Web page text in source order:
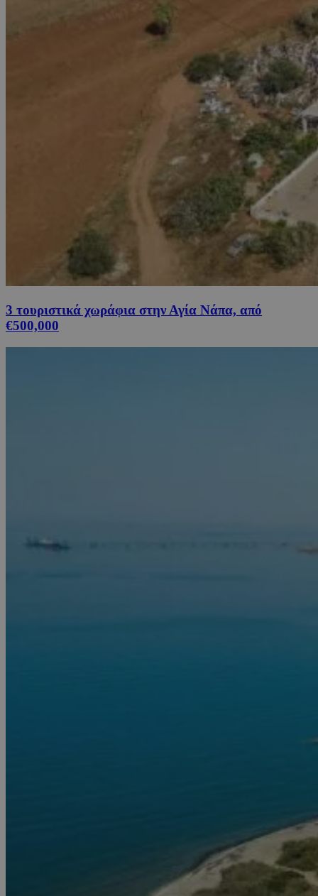
3 τουριστικά χωράφια στην Αγία Νάπα, από
€500,000